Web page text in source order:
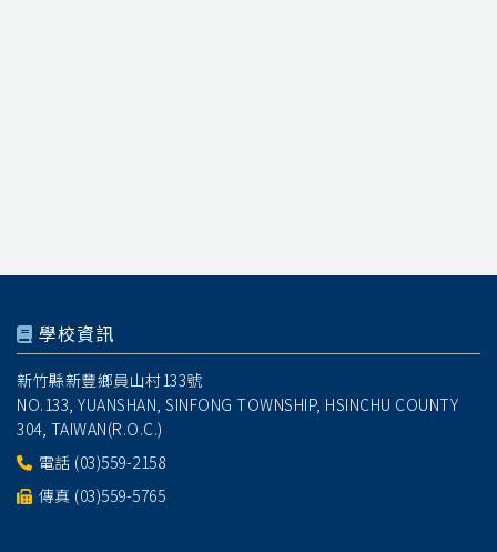
學校資訊
新竹縣新豐鄉員山村133號
NO.133, YUANSHAN, SINFONG TOWNSHIP, HSINCHU COUNTY
304, TAIWAN(R.O.C.)
電話 (03)559-2158
傳真 (03)559-5765